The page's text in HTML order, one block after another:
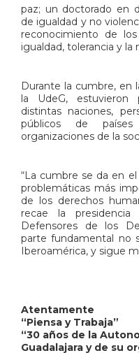
paz; un doctorado en
de igualdad y no
reconocimiento de
igualdad, tolerancia y la
Durante la cumbre, en
la UdeG, estuvieron
distintas naciones,
públicos de
organizaciones de la
“La cumbre se da en
problemáticas más
de los derechos
recae la
Defensores de los
parte fundamental no
Iberoamérica, y sigue
Atentamente
“Piensa y Trabaja”
“30 años de la
Guadalajara y de su